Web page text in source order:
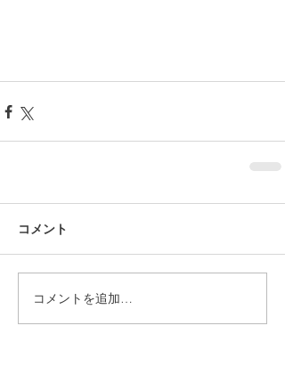
コメント
コメントを追加…